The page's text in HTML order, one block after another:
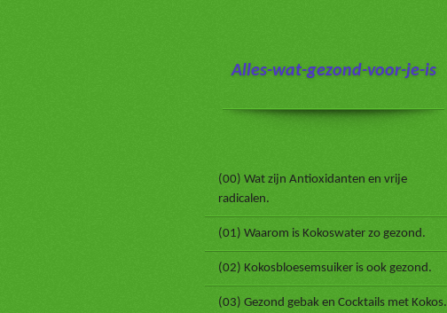
Alles-wat-gezond-voor-je-is
(00) Wat zijn Antioxidanten en vrije
radicalen.
(01) Waarom is Kokoswater zo gezond.
(02) Kokosbloesemsuiker is ook gezond.
(03) Gezond gebak en Cocktails met Kokos.